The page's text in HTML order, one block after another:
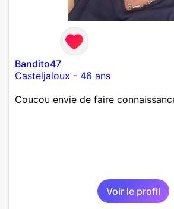
Bandito47
Casteljaloux - 46 ans
Coucou envie de faire
Voir le profil